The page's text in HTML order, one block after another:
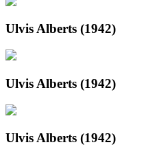
Ulvis Alberts (1942)
Ulvis Alberts (1942)
Ulvis Alberts (1942)